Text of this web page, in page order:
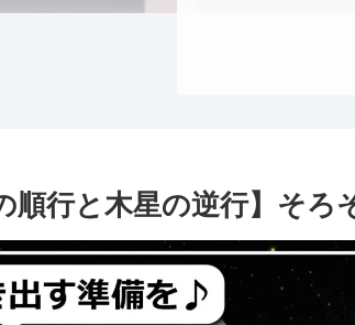
順行と木星の逆行】そろ